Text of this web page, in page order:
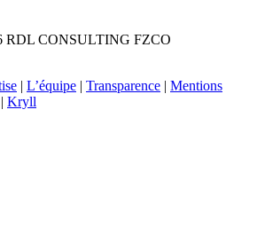
RDL CONSULTING FZCO
| L’équipe | Transparence | Mentions
| Kryll